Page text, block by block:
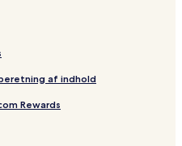
af indhold
Rewards